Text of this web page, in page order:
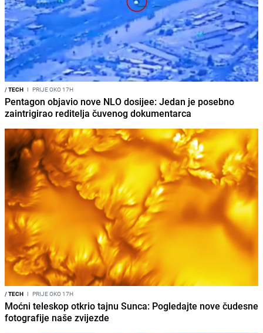
/TECH I PRIJE OKO 17H
Pentagon objavio nove NLO dosijee: Jedan je posebno
zaintrigirao reditelja čuvenog dokumentarca
/TECH I PRIJE OKO 17H
Moćni teleskop otkrio tajnu Sunca: Pogledajte nove čudesne
fotografije naše zvijezde